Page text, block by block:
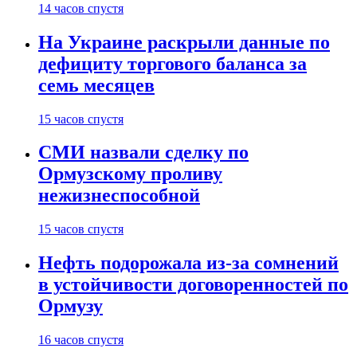
14 часов спустя
На Украине раскрыли данные по
дефициту торгового баланса за
семь месяцев
15 часов спустя
СМИ назвали сделку по
Ормузскому проливу
нежизнеспособной
15 часов спустя
Нефть подорожала из-за сомнений
в устойчивости договоренностей по
Ормузу
16 часов спустя